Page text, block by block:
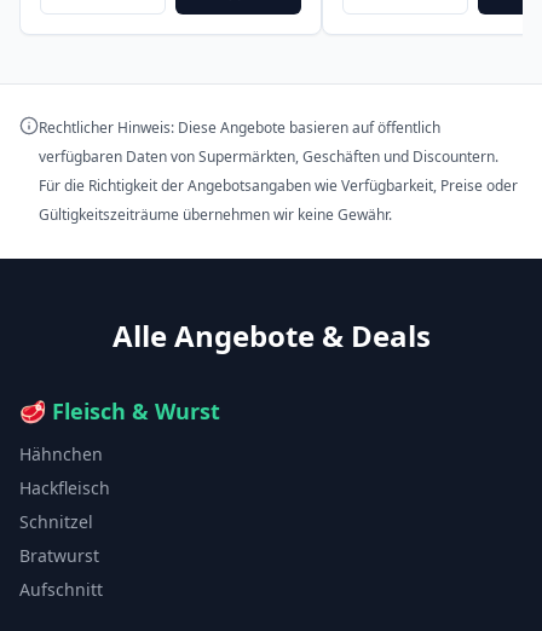
Rechtlicher Hinweis: Diese Angebote basieren auf öffentlich
verfügbaren Daten von Supermärkten, Geschäften und Discountern.
Für die Richtigkeit der Angebotsangaben wie Verfügbarkeit, Preise oder
Gültigkeitszeiträume übernehmen wir keine Gewähr.
Alle Angebote & Deals
🥩 Fleisch & Wurst
Hähnchen
Hackfleisch
Schnitzel
Bratwurst
Aufschnitt